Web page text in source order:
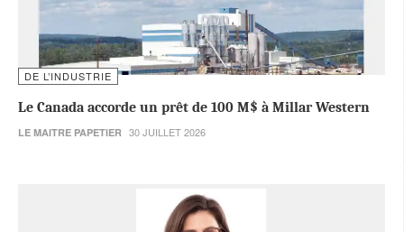
DE L’INDUSTRIE
Le Canada accorde un prêt de 100 M$ à Millar Western
LE MAITRE PAPETIER 30 JUILLET 2026